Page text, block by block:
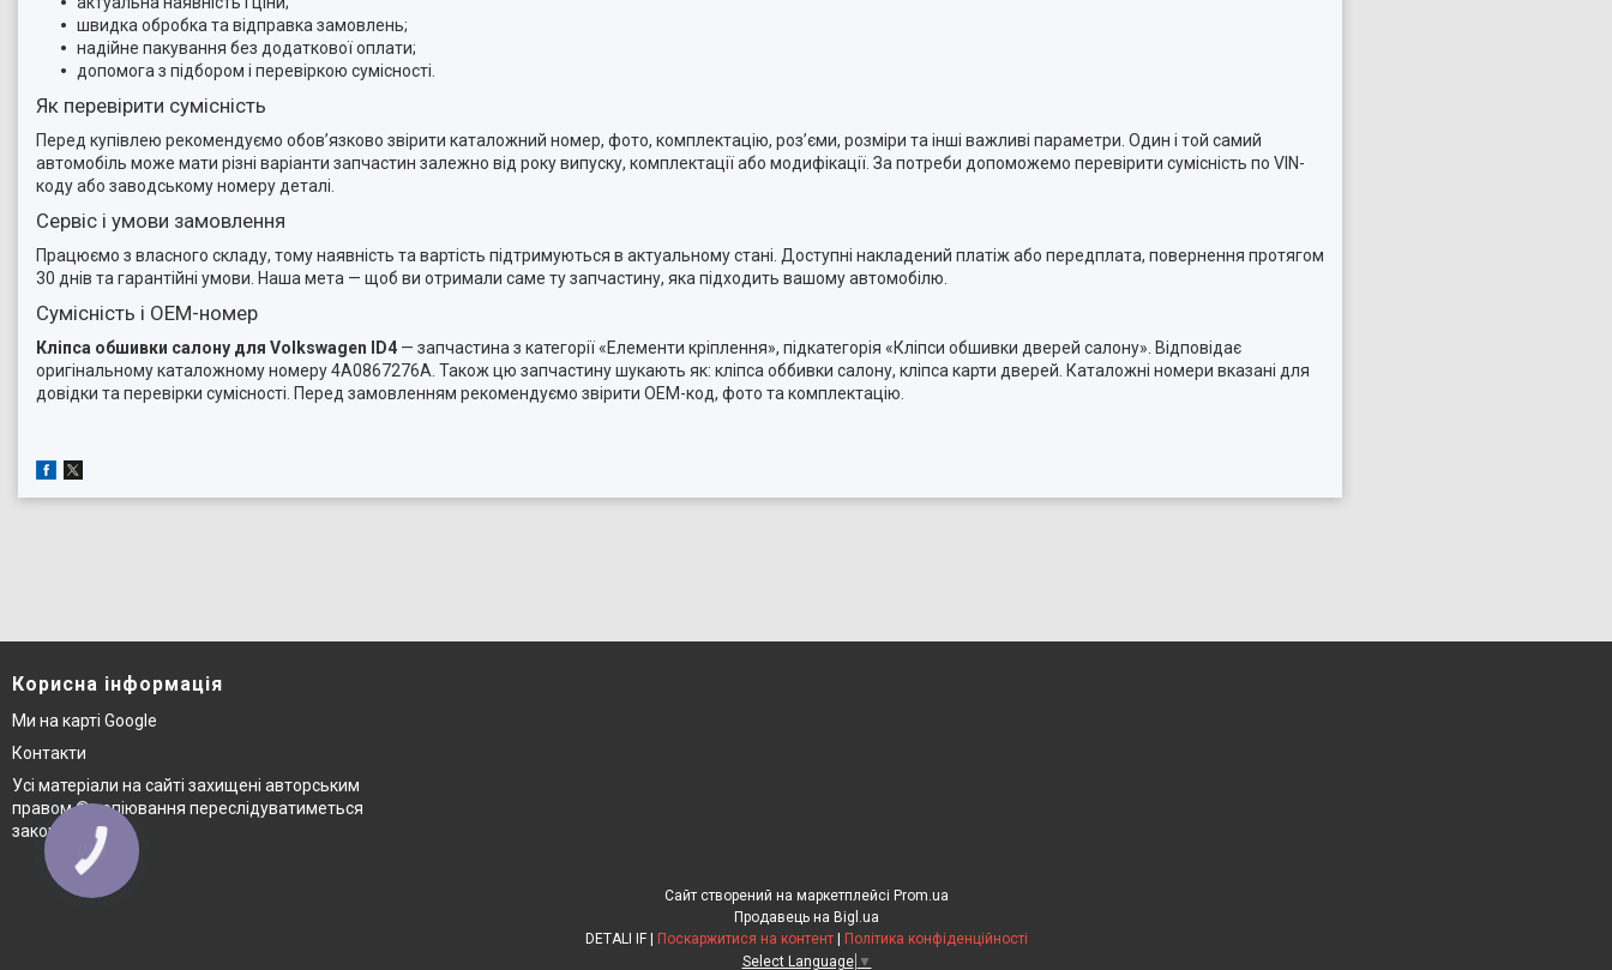
швидка обробка та відправка замовлень;
надійне пакування без додаткової оплати;
допомога з підбором і перевіркою сумісності.
Як перевірити сумісність
Перед купівлею рекомендуємо обов’язково звірити каталожний номер, фото, комплектацію, роз’єми, розміри та інші важливі параметри. Один і той самий
автомобіль може мати різні варіанти запчастин залежно від року випуску, комплектації або модифікації. За потреби допоможемо перевірити сумісність по VIN-
коду або заводському номеру деталі.
Сервіс і умови замовлення
Працюємо з власного складу, тому наявність та вартість підтримуються в актуальному стані. Доступні накладений платіж або передплата, повернення протягом
30 днів та гарантійні умови. Наша мета — щоб ви отримали саме ту запчастину, яка підходить вашому автомобілю.
Сумісність і OEM-номер
Кліпса обшивки салону для Volkswagen ID4 — запчастина з категорії «Елементи кріплення», підкатегорія «Кліпси обшивки дверей салону». Відповідає
оригінальному каталожному номеру 4A0867276A. Також цю запчастину шукають як: кліпса оббивки салону, кліпса карти дверей. Каталожні номери вказані для
довідки та перевірки сумісності. Перед замовленням рекомендуємо звірити OEM-код, фото та комплектацію.
Корисна інформація
Ми на карті Google
Контакти
Усі матеріали на сайті захищені авторським
правом © копіювання переслідуватиметься
законом
Сайт створений на маркетплейсі Prom.ua
Продавець на Bigl.ua
Поскаржитися на контент
Політика конфіденційності
Select Language ▼
КНОПКА
ЗВ'ЯЗКУ